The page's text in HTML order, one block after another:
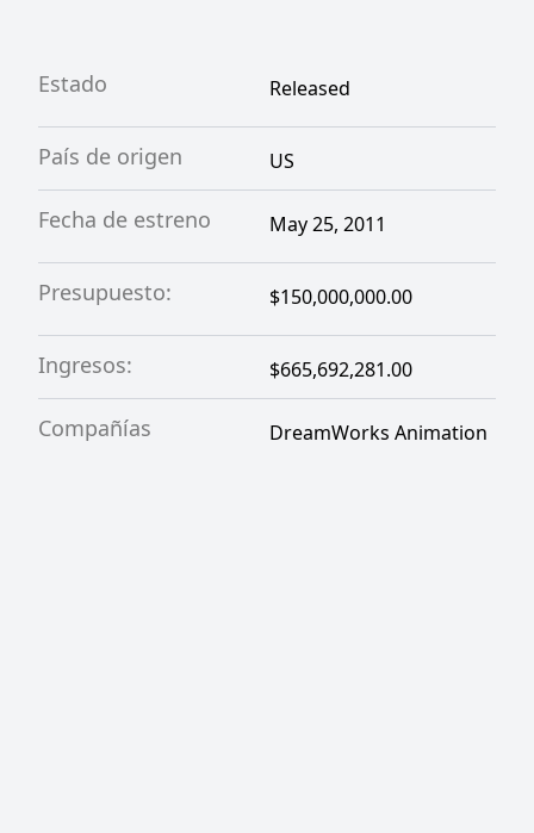
Estado Released
País de origen US
Fecha de estreno May 25, 2011
Presupuesto: $150,000,000.00
Ingresos: $665,692,281.00
Compañías DreamWorks Animation